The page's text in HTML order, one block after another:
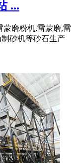
...
蒙磨粉机,雷蒙磨,雷
砂机等砂石生产